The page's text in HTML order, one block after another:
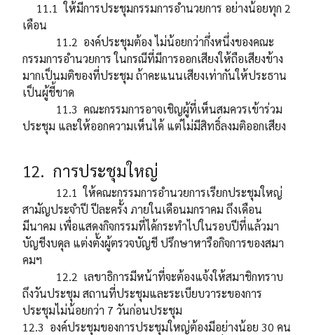
11.1 ให้มีการประชุมกรรมการอำนวยการ อย่างน้อยทุก 2
เดือน
11.2 องค์ประชุมต้อง ไม่น้อยกว่ากึ่งหนึ่งของคณะ
กรรมการอำนวยการ ในกรณีที่มีการออกเสียงให้ถือเสียงข้าง
มากเป็นมติของที่ประชุม ถ้าคะแนนเสียงเท่ากันให้ประธาน
เป็นผู้ชี้ขาด
11.3 คณะกรรมการอาจเชิญผู้ที่เห็นสมควรเข้าร่วม
ประชุม และให้ออกความเห็นได้ แต่ไม่มีสิทธิ์ลงมติออกเสียง
12. การประชุมใหญ่
12.1 ให้คณะกรรมการอำนวยการเรียกประชุมใหญ่
สามัญประจำปี ปีละครั้ง ภายในเดือนมกราคม ถึงเดือน
มีนาคม เพื่อแสดงกิจกรรมที่ได้กระทำไปในรอบปีที่แล้วมา
บัญชีงบดุล แต่งตั้งผู้ตรวจบัญชี ปรึกษาหารือกิจการของสมา
คมฯ
12.2 เลขาธิการมีหน้าที่จะต้องแจ้งให้สมาชิกทราบ
ถึงวันประชุม สถานที่ประชุมและระเบียบวาระของการ
ประชุมไม่น้อยกว่า 7 วันก่อนประชุม
12.3 องค์ประชุมของการประชุมใหญ่ต้องมีอย่างน้อย 30 คน